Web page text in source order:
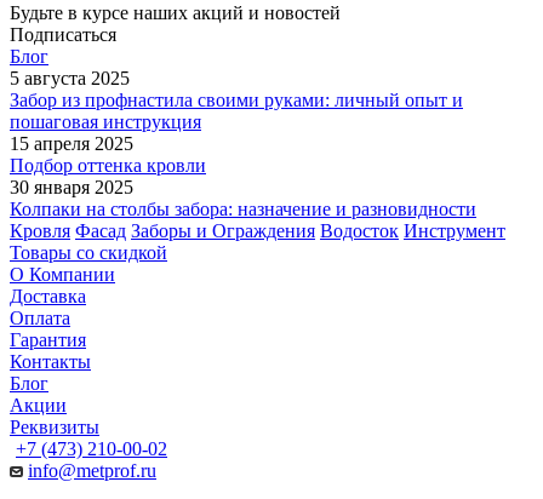
Будьте в курсе наших акций и новостей
Подписаться
Блог
5 августа 2025
Забор из профнастила своими руками: личный опыт и
пошаговая инструкция
15 апреля 2025
Подбор оттенка кровли
30 января 2025
Колпаки на столбы забора: назначение и разновидности
Кровля Фасад Заборы и Ограждения Водосток Инструмент
Товары со скидкой
О Компании
Доставка
Оплата
Гарантия
Контакты
Блог
Акции
Реквизиты
+7 (473) 210-00-02
info@metprof.ru